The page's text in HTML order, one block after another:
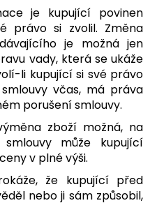
je kupující povinen
právo si zvolil. Změna
je možná jen
vady, která se ukáže
li kupující si své právo
včas, má práva
porušení smlouvy.
zboží možná, na
může kupující
v plné výši.
že kupující před
nebo ji sám způsobil,